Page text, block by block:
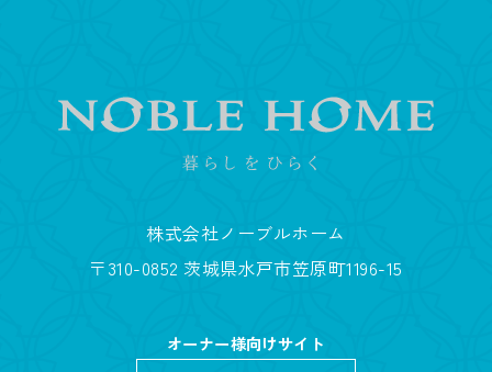
株式会社ノーブルホーム
〒310-0852 茨城県水戸市笠原町1196-15
オーナー様向けサイト